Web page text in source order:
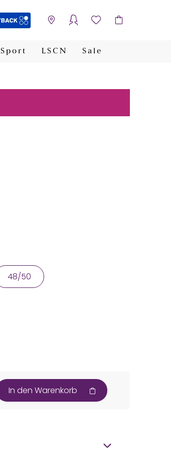
Sport LSCN Sale
48/50
In den Warenkorb